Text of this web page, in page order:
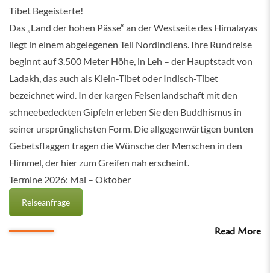
Tibet Begeisterte!
Das „Land der hohen Pässe“ an der Westseite des Himalayas
liegt in einem abgelegenen Teil Nordindiens. Ihre Rundreise
beginnt auf 3.500 Meter Höhe, in Leh – der Hauptstadt von
Ladakh, das auch als Klein-Tibet oder Indisch-Tibet
bezeichnet wird. In der kargen Felsenlandschaft mit den
schneebedeckten Gipfeln erleben Sie den Buddhismus in
seiner ursprünglichsten Form. Die allgegenwärtigen bunten
Gebetsflaggen tragen die Wünsche der Menschen in den
Himmel, der hier zum Greifen nah erscheint.
Termine 2026: Mai – Oktober
Reiseanfrage
Read More